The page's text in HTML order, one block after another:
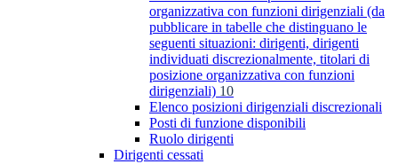
organizzativa con funzioni dirigenziali (da
pubblicare in tabelle che distinguano le
seguenti situazioni: dirigenti, dirigenti
individuati discrezionalmente, titolari di
posizione organizzativa con funzioni
dirigenziali) 10
Elenco posizioni dirigenziali discrezionali
Posti di funzione disponibili
Ruolo dirigenti
Dirigenti cessati